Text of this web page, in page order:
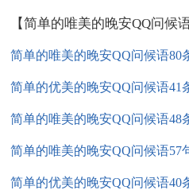
【简单的唯美的晚安QQ问候
简单的唯美的晚安QQ问候语80
简单的优美的晚安QQ问候语41
简单的唯美的晚安QQ问候语48
简单的唯美的晚安QQ问候语57
简单的优美的晚安QQ问候语40